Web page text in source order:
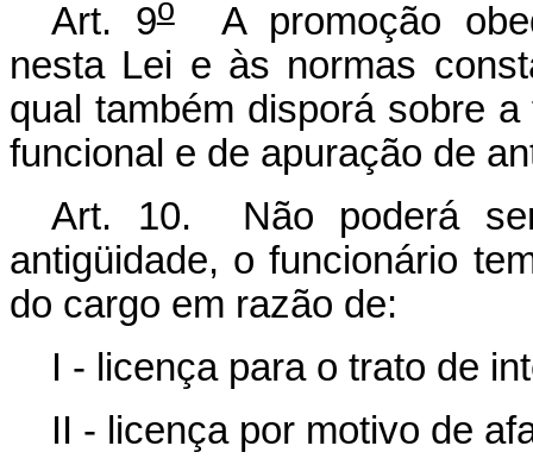
Art. 9oA promoção
nesta Lei e às normas
qual também disporá sobre
funcional e de apuração de
Art. 10. Não poderá
antigüidade, o funcionário
do cargo em razão de:
I - licença para o trato de
II - licença por motivo de